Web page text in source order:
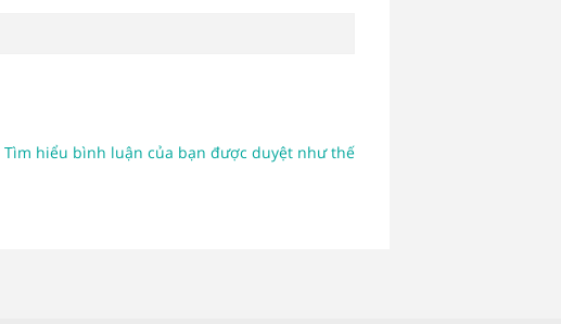
Tìm hiểu bình luận của bạn được duyệt như thế